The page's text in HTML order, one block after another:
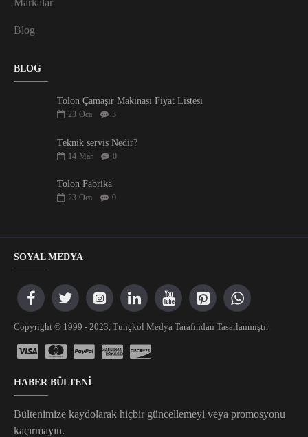
Markalar
Blog
BLOG
Tolon Çamaşır Makinası Fiyat Listesi
23 Oca 3
Teknik servis Nedir?
14 Mar 0
Tolon Fabrika
23 Oca 0
SOYAL MEDYA
Copyright © 1999 - 2023, Tunçkol Medya Tarafından Tasarlanmıştır.
HABER BÜLTENİ
Bültenimize kaydolarak hiçbir güncellemeyi veya promosyonu
kaçırmayın.